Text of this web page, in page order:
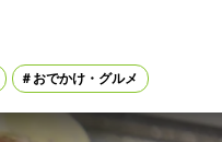
おでかけ・グルメ